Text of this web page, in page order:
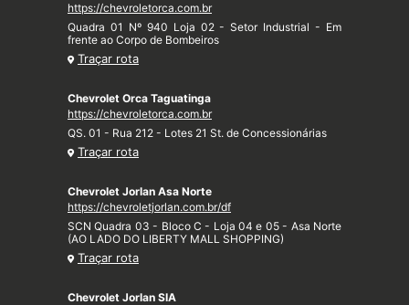
https://chevroletorca.com.br
Quadra 01 Nº 940 Loja 02 - Setor Industrial - Em
frente ao Corpo de Bombeiros
Traçar rota
Chevrolet Orca Taguatinga
https://chevroletorca.com.br
QS. 01 - Rua 212 - Lotes 21 St. de Concessionárias
Traçar rota
Chevrolet Jorlan Asa Norte
https://chevroletjorlan.com.br/df
SCN Quadra 03 - Bloco C - Loja 04 e 05 - Asa Norte
(AO LADO DO LIBERTY MALL SHOPPING)
Traçar rota
Chevrolet Jorlan SIA